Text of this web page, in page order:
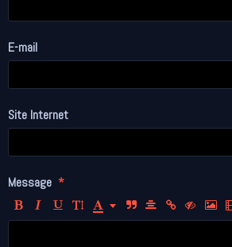
E-mail
Site Internet
Message